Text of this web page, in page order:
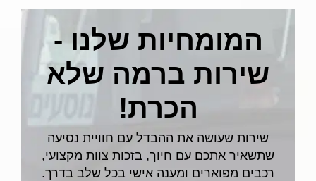
המומחיות שלנו -
שירות ברמה שלא
הכרת!
שירות שעושה את ההבדל עם חוויית נסיעה
שתשאיר אתכם עם חיוך, בזכות צוות מקצועי,
רכבים מפוארים ומענה אישי בכל שלב בדרך.